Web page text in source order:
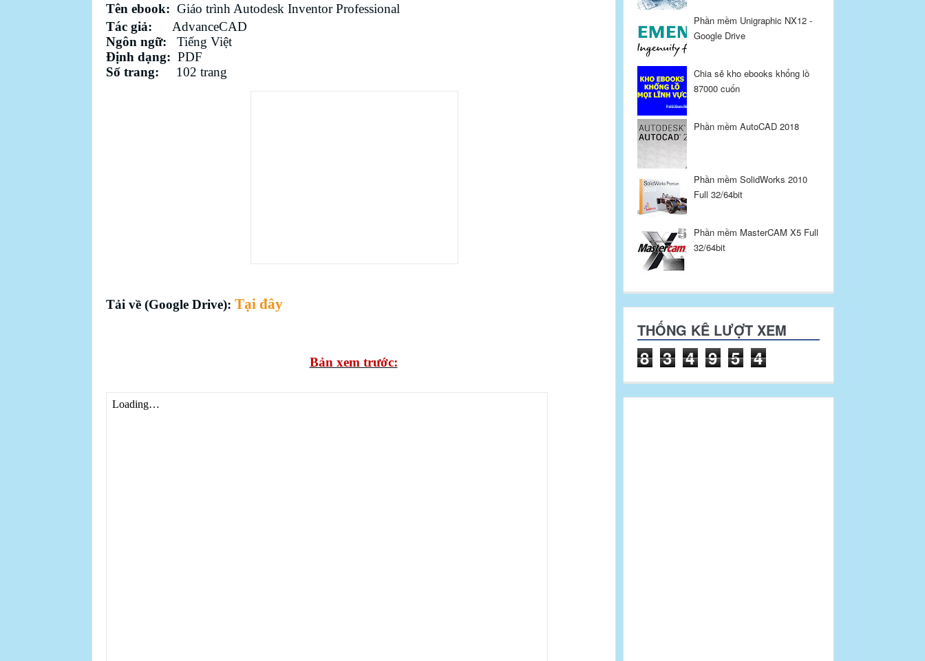
Tên ebook: Giáo trình Autodesk Inventor Professional
Tác giả: AdvanceCAD
Ngôn ngữ: Tiếng Việt
Định dạng: PDF
Số trang: 102 trang
Tải về (Google Drive): Tại đây
Bản xem trước:
Phần mềm Unigraphic NX12 -
Google Drive
Chia sẻ kho ebooks khổng lồ
87000 cuốn
Phần mềm AutoCAD 2018
Phần mềm SolidWorks 2010
Full 32/64bit
Phần mềm MasterCAM X5 Full
32/64bit
THỐNG KÊ LƯỢT XEM
8 3 4 9 5 4